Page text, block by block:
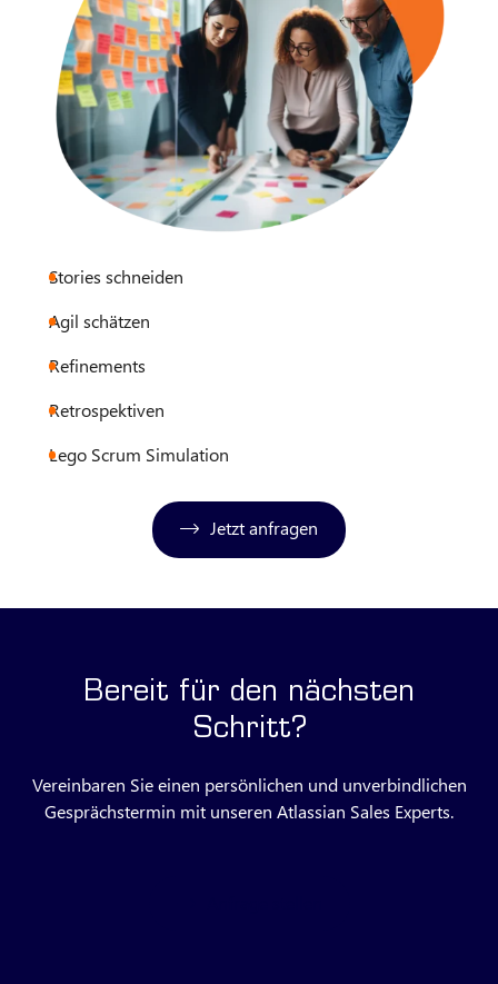
Stories schneiden
Agil schätzen
Refinements
Retrospektiven
Lego Scrum Simulation
Jetzt anfragen
Bereit für den nächsten
Schritt?
Vereinbaren Sie einen persönlichen und unverbindlichen
Gesprächstermin mit unseren Atlassian Sales Experts.